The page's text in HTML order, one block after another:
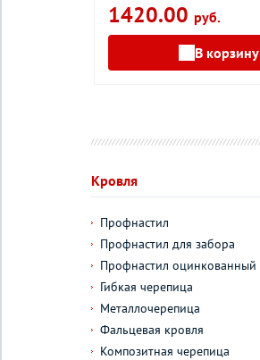
1420.00 руб.
В корзину
Кровля
Профнастил
Профнастил для забора
Профнастил оцинкованный
Гибкая черепица
Металлочерепица
Фальцевая кровля
Композитная черепица